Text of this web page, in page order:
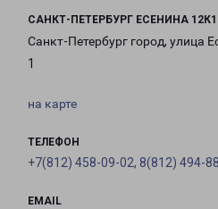
САНКТ-ПЕТЕРБУРГ ЕСЕНИНА 12К1
Санкт-Петербург город, улица
1
на карте
ТЕЛЕФОН
+7(812) 458-09-02, 8(812) 494-
EMAIL